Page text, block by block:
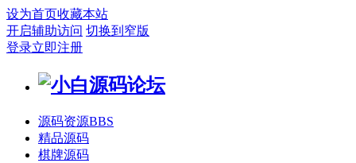
设为首页收藏本站
开启辅助访问 切换到窄版
登录立即注册
源码资源BBS
精品源码
棋牌源码